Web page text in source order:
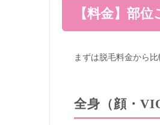
【料金】部
まずは脱毛料金から比
全身（顔・